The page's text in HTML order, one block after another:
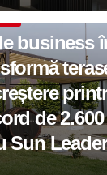
business
de
Sun Leader